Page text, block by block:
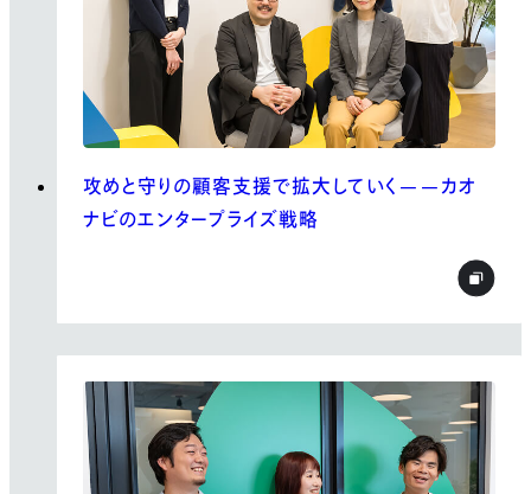
攻めと守りの顧客支援で拡大していく——カオ
ナビのエンタープライズ戦略